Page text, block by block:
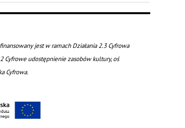
jest w ramach Działania 2.3 Cyfrowa
Cyfrowe udostępnienie zasobów kultury, oś
Cyfrowa.